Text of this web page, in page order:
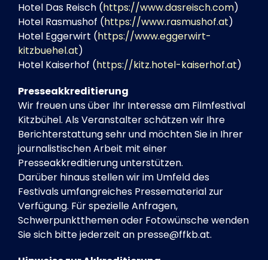
Hotel Das Reisch (https://www.dasreisch.com)
Hotel Rasmushof (https://www.rasmushof.at)
Hotel Eggerwirt (https://www.eggerwirt-
kitzbuehel.at)
Hotel Kaiserhof (https://kitz.hotel-kaiserhof.at)
Presseakkreditierung
Wir freuen uns über Ihr Interesse am Filmfestival
Kitzbühel. Als Veranstalter schätzen wir Ihre
Berichterstattung sehr und möchten Sie in Ihrer
journalistischen Arbeit mit einer
Presseakkreditierung unterstützen.
Darüber hinaus stellen wir im Umfeld des
Festivals umfangreiches Pressematerial zur
Verfügung. Für spezielle Anfragen,
Schwerpunktthemen oder Fotowünsche wenden
Sie sich bitte jederzeit an presse@ffkb.at.